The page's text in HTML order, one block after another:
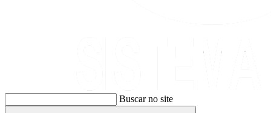
Buscar no site